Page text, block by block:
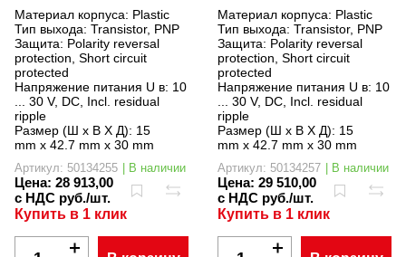
Материал корпуса: Plastic
Тип выхода: Transistor, PNP
Защита: Polarity reversal
protection, Short circuit
protected
Напряжение питания U в: 10
... 30 V, DC, Incl. residual
ripple
Размер (Ш x В X Д): 15
mm x 42.7 mm x 30 mm
Артикул: 50134255 | В наличии
Цена: 28 913,00
с НДС руб./шт.
Купить в 1 клик
Материал корпуса: Plastic
Тип выхода: Transistor, PNP
Защита: Polarity reversal
protection, Short circuit
protected
Напряжение питания U в: 10
... 30 V, DC, Incl. residual
ripple
Размер (Ш x В X Д): 15
mm x 42.7 mm x 30 mm
Артикул: 50134257 | В наличии
Цена: 29 510,00
с НДС руб./шт.
Купить в 1 клик